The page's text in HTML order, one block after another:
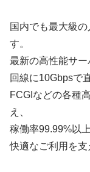
国内でも最大級
す。
最新の高性能サ
回線に10Gbpsで
FCGIなどの各種
え、
稼働率99.99%以
快適なご利用を支